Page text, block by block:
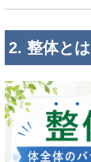
2. 整体と